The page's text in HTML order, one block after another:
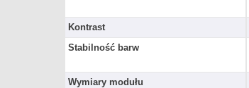
Kontrast
Stabilność barw
Wymiary modułu